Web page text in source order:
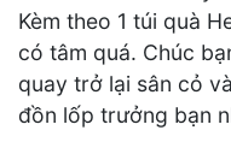
Kèm theo 1 túi quà
có tâm quá. Chúc
quay trở lại sân cỏ
đồn lốp trưởng bạn